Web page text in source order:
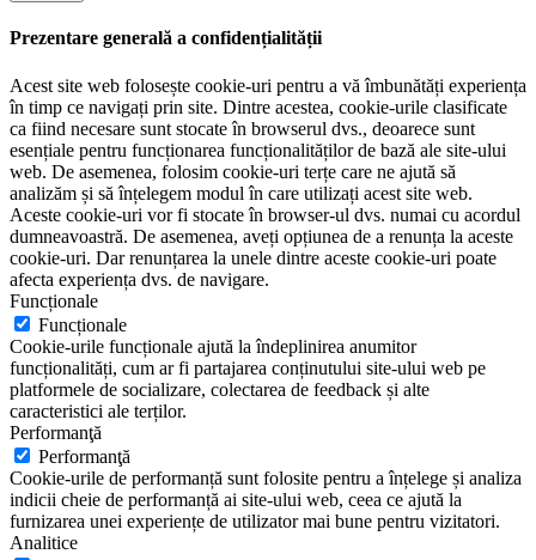
Prezentare generală a confidențialității
Acest site web folosește cookie-uri pentru a vă îmbunătăți experiența
în timp ce navigați prin site. Dintre acestea, cookie-urile clasificate
ca fiind necesare sunt stocate în browserul dvs., deoarece sunt
esențiale pentru funcționarea funcționalităților de bază ale site-ului
web. De asemenea, folosim cookie-uri terțe care ne ajută să
analizăm și să înțelegem modul în care utilizați acest site web.
Aceste cookie-uri vor fi stocate în browser-ul dvs. numai cu acordul
dumneavoastră. De asemenea, aveți opțiunea de a renunța la aceste
cookie-uri. Dar renunțarea la unele dintre aceste cookie-uri poate
afecta experiența dvs. de navigare.
Funcționale
Funcționale
Cookie-urile funcționale ajută la îndeplinirea anumitor
funcționalități, cum ar fi partajarea conținutului site-ului web pe
platformele de socializare, colectarea de feedback și alte
caracteristici ale terților.
Performanţă
Performanţă
Cookie-urile de performanță sunt folosite pentru a înțelege și analiza
indicii cheie de performanță ai site-ului web, ceea ce ajută la
furnizarea unei experiențe de utilizator mai bune pentru vizitatori.
Analitice